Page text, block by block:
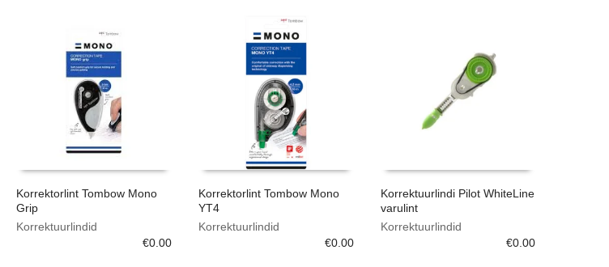
Korrektorlint Tombow Mono
Grip
Korrektuurlindid
€0.00
Korrektorlint Tombow Mono
YT4
Korrektuurlindid
€0.00
Korrektuurlindi Pilot WhiteLine
varulint
Korrektuurlindid
€0.00